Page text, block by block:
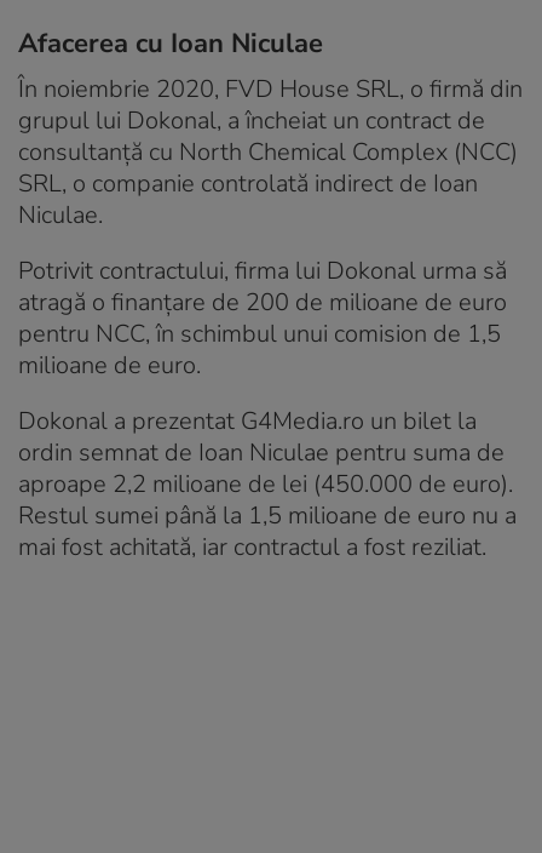
Afacerea cu Ioan Niculae
În noiembrie 2020, FVD House SRL, o firmă din
grupul lui Dokonal, a încheiat un contract de
consultanță cu North Chemical Complex (NCC)
SRL, o companie controlată indirect de Ioan
Niculae.
Potrivit contractului, firma lui Dokonal urma să
atragă o finanțare de 200 de milioane de euro
pentru NCC, în schimbul unui comision de 1,5
milioane de euro.
Dokonal a prezentat G4Media.ro un bilet la
ordin semnat de Ioan Niculae pentru suma de
aproape 2,2 milioane de lei (450.000 de euro).
Restul sumei până la 1,5 milioane de euro nu a
mai fost achitată, iar contractul a fost reziliat.